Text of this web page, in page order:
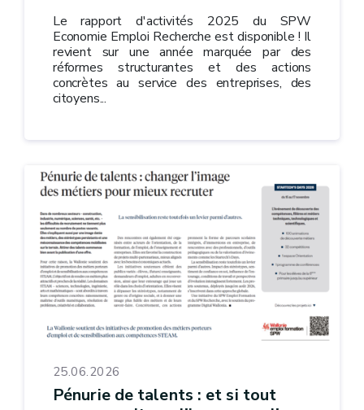
Le rapport d'activités 2025 du SPW
Economie Emploi Recherche est disponible ! Il
revient sur une année marquée par des
réformes structurantes et des actions
concrètes au service des entreprises, des
citoyens...
25.06.2026
Pénurie de talents : et si tout